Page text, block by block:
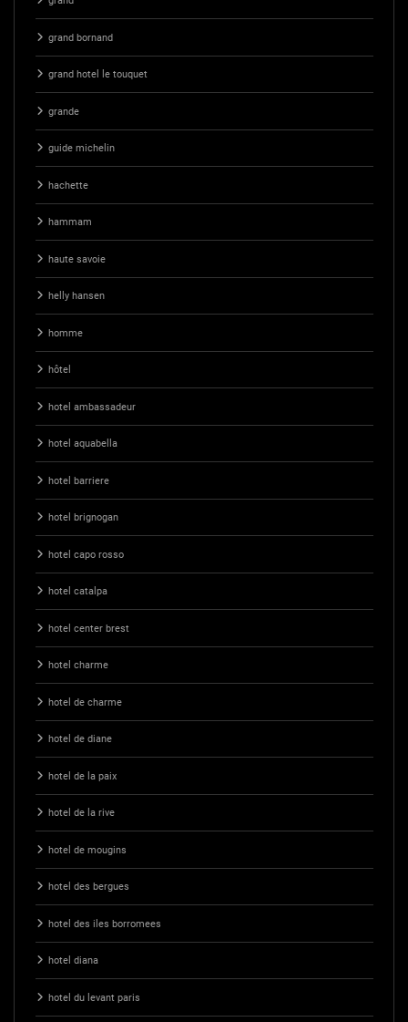
grand bornand
grand hotel le touquet
grande
guide michelin
hachette
hammam
haute savoie
helly hansen
homme
hôtel
hotel ambassadeur
hotel aquabella
hotel barriere
hotel brignogan
hotel capo rosso
hotel catalpa
hotel center brest
hotel charme
hotel de charme
hotel de diane
hotel de la paix
hotel de la rive
hotel de mougins
hotel des bergues
hotel des iles borromees
hotel diana
hotel du levant paris